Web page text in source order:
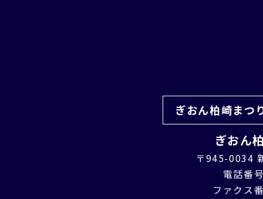
ぎおん柏崎まつ
ぎおん
〒945-0034
電話番
ファクス